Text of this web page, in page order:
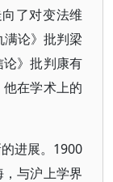
了对变法维
论》批判梁
》批判康有
在学术上的
进展。1900
与沪上学界